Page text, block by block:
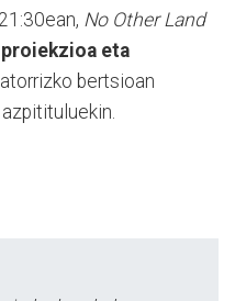
No Other Land
proiekzioa eta
bertsioan